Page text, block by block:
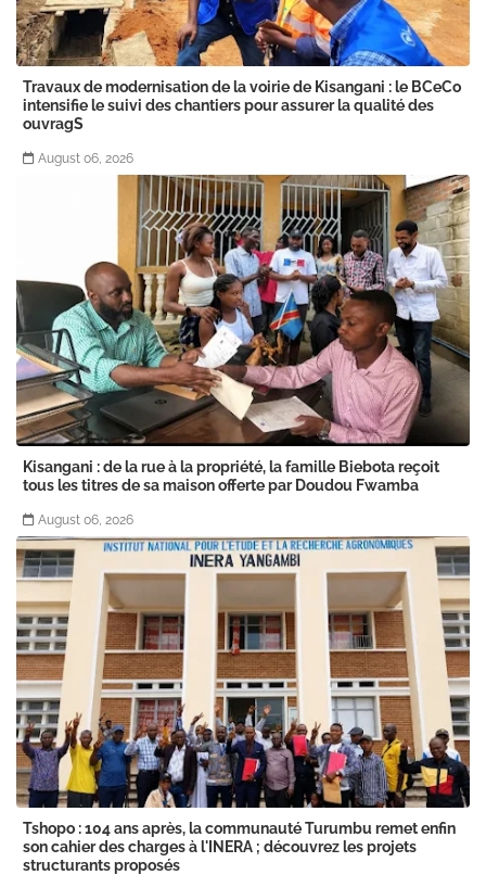
Travaux de modernisation de la voirie de Kisangani : le BCeCo
intensifie le suivi des chantiers pour assurer la qualité des
ouvragS
August 06, 2026
Kisangani : de la rue à la propriété, la famille Biebota reçoit
tous les titres de sa maison offerte par Doudou Fwamba
August 06, 2026
Tshopo : 104 ans après, la communauté Turumbu remet enfin
son cahier des charges à l'INERA ; découvrez les projets
structurants proposés